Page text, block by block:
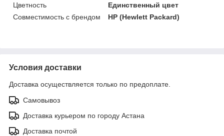
Цветность
Единственный цвет
Совместимость с брендом
HP (Hewlett Packard)
Условия доставки
Доставка осуществляется только по предоплате.
Самовывоз
Доставка курьером по городу Астана
Доставка почтой